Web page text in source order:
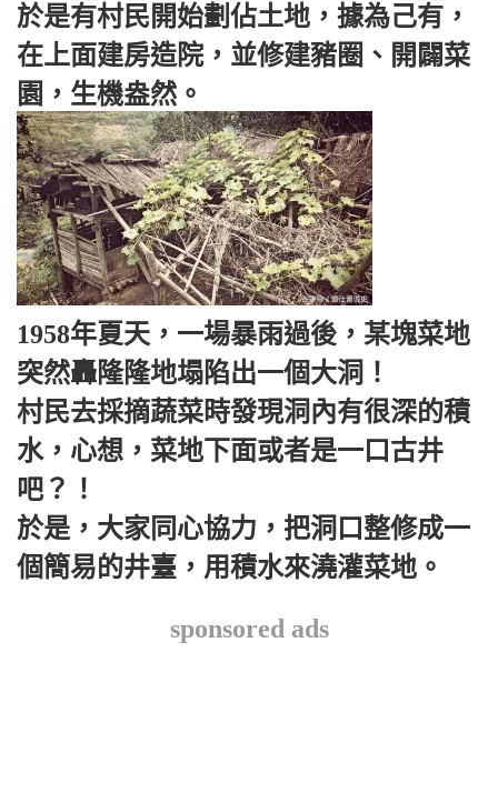
於是有村民開始劃佔土地，據為己有，
在上面建房造院，並修建豬圈、開闢菜
園，生機盎然。
1958年夏天，一場暴雨過後，某塊菜地
突然轟隆隆地塌陷出一個大洞！
村民去採摘蔬菜時發現洞內有很深的積
水，心想，菜地下面或者是一口古井
吧？！
於是，大家同心協力，把洞口整修成一
個簡易的井臺，用積水來澆灌菜地。
sponsored ads